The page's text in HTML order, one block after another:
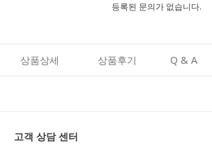
등록된 문의가 없습니다.
상품상세 상품후기 Q & A
고객 상담 센터